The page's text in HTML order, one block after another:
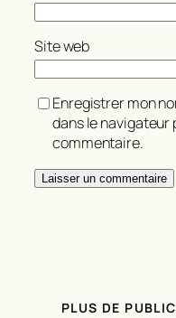
Site web
Enregistrer mon
dans le navigateur
commentaire.
PLUS DE